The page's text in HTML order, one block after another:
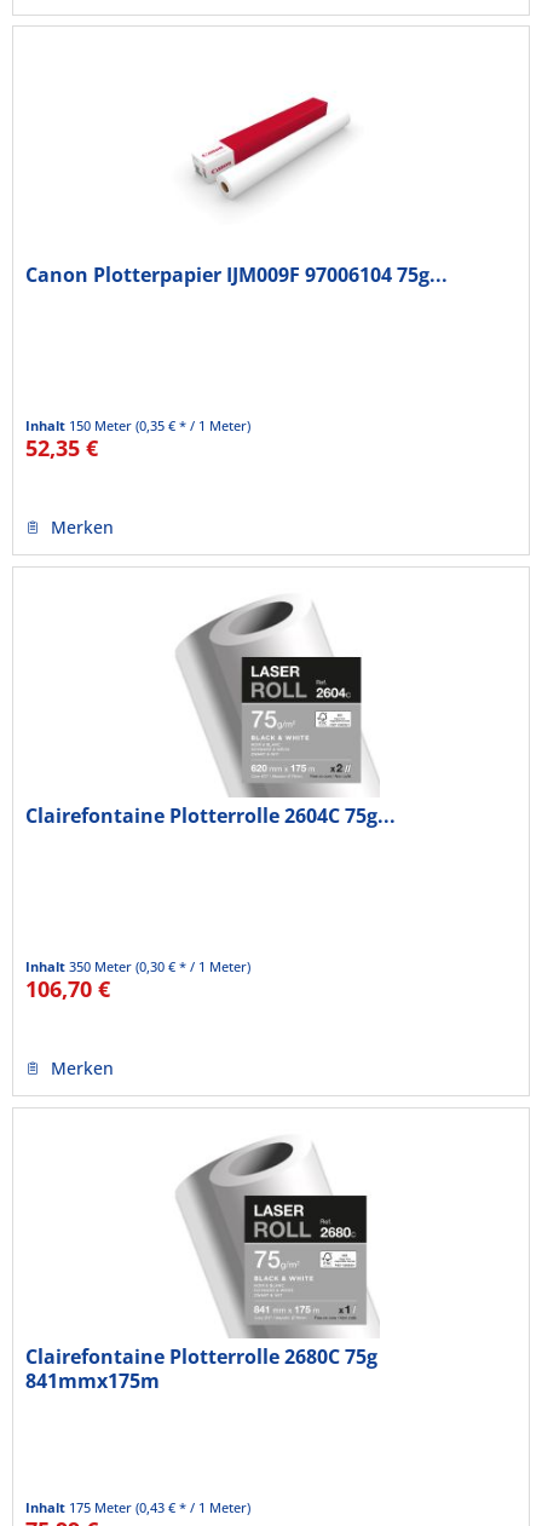
Canon Plotterpapier IJM009F 97006104 75g...
Inhalt 150 Meter(0,35 € * / 1 Meter)
52,35 €
Merken
Clairefontaine Plotterrolle 2604C 75g...
Inhalt350 Meter(0,30 € * / 1 Meter)
106,70 €
Merken
Clairefontaine Plotterrolle 2680C 75g
841mmx175m
Inhalt 175 Meter(0,43 € * / 1 Meter)